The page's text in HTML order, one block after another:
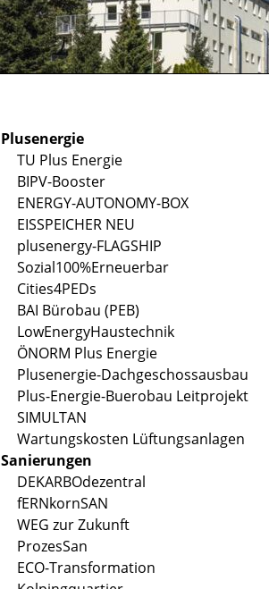
Plusenergie
TU Plus Energie
BIPV-Booster
ENERGY-AUTONOMY-BOX
EISSPEICHER NEU
plusenergy-FLAGSHIP
Sozial100%Erneuerbar
Cities4PEDs
BAI Bürobau (PEB)
LowEnergyHaustechnik
ÖNORM Plus Energie
Plusenergie-Dachgeschossausbau
Plus-Energie-Buerobau Leitprojekt
SIMULTAN
Wartungskosten Lüftungsanlagen
Sanierungen
DEKARBOdezentral
fERNkornSAN
WEG zur Zukunft
ProzesSan
ECO-Transformation